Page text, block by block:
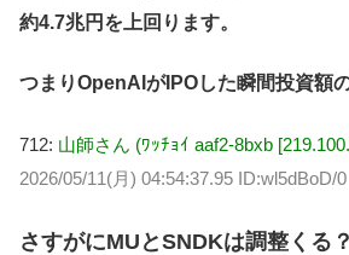
約4.7兆円を上回ります。
つまりOpenAIがIPOした瞬間投資額
712: 山師さん (ﾜｯﾁｮｲ aaf2-8bxb
2026/05/11(月) 04:54:37.95 ID:wl5dBoD/0
さすがにMUとSNDKは調整くる？